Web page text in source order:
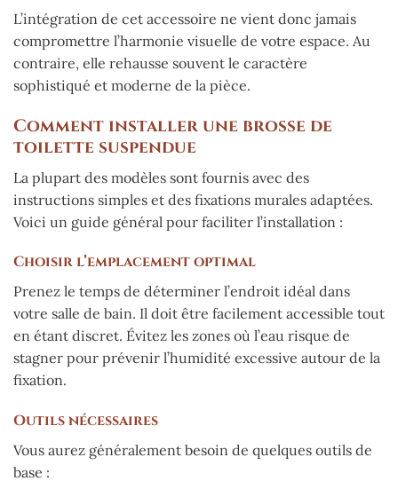
L’intégration de cet accessoire ne vient donc jamais
compromettre l’harmonie visuelle de votre espace. Au
contraire, elle rehausse souvent le caractère
sophistiqué et moderne de la pièce.
Comment installer une brosse de
toilette suspendue
La plupart des modèles sont fournis avec des
instructions simples et des fixations murales adaptées.
Voici un guide général pour faciliter l’installation :
Choisir l’emplacement optimal
Prenez le temps de déterminer l’endroit idéal dans
votre salle de bain. Il doit être facilement accessible tout
en étant discret. Évitez les zones où l’eau risque de
stagner pour prévenir l’humidité excessive autour de la
fixation.
Outils nécessaires
Vous aurez généralement besoin de quelques outils de
base :